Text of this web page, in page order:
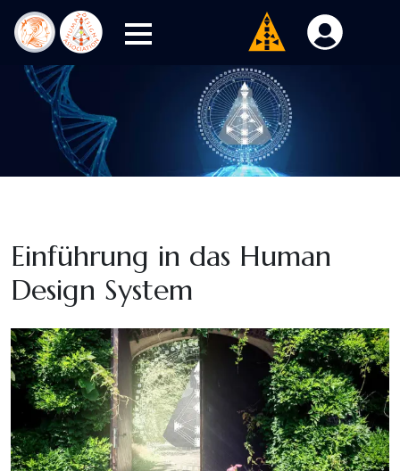
Einführung in das Human
Design System